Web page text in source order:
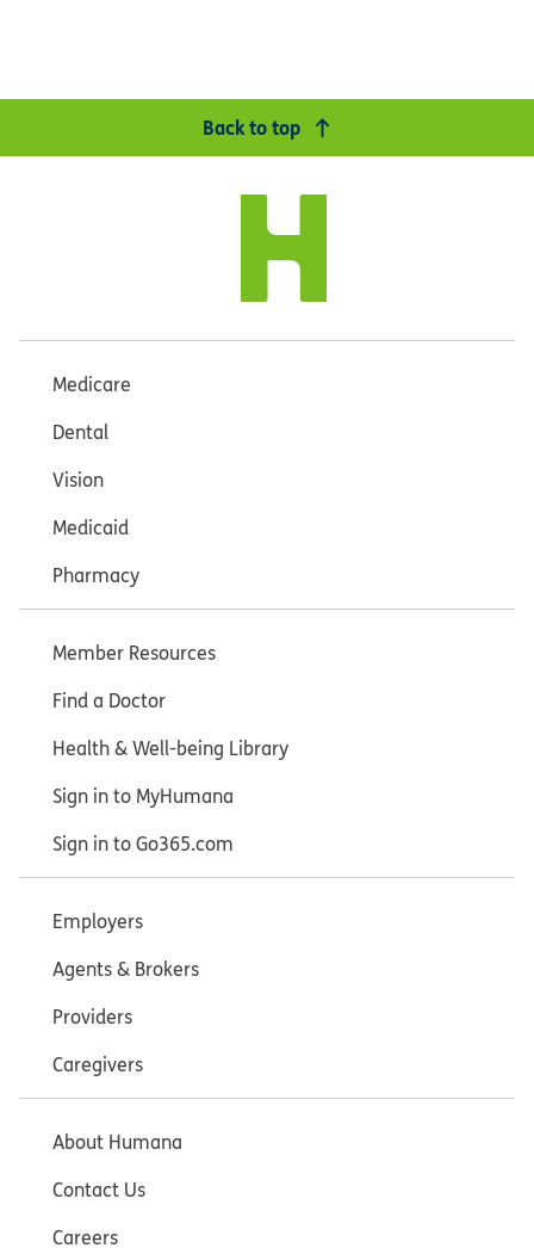
Back to top
Medicare
Dental
Vision
Medicaid
Pharmacy
Member Resources
Find a Doctor
Health & Well-being Library
Sign in to MyHumana
Sign in to Go365.com
Employers
Agents & Brokers
Providers
Caregivers
About Humana
Contact Us
Careers